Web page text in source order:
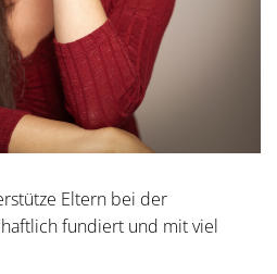
Eltern bei der
fundiert und mit viel